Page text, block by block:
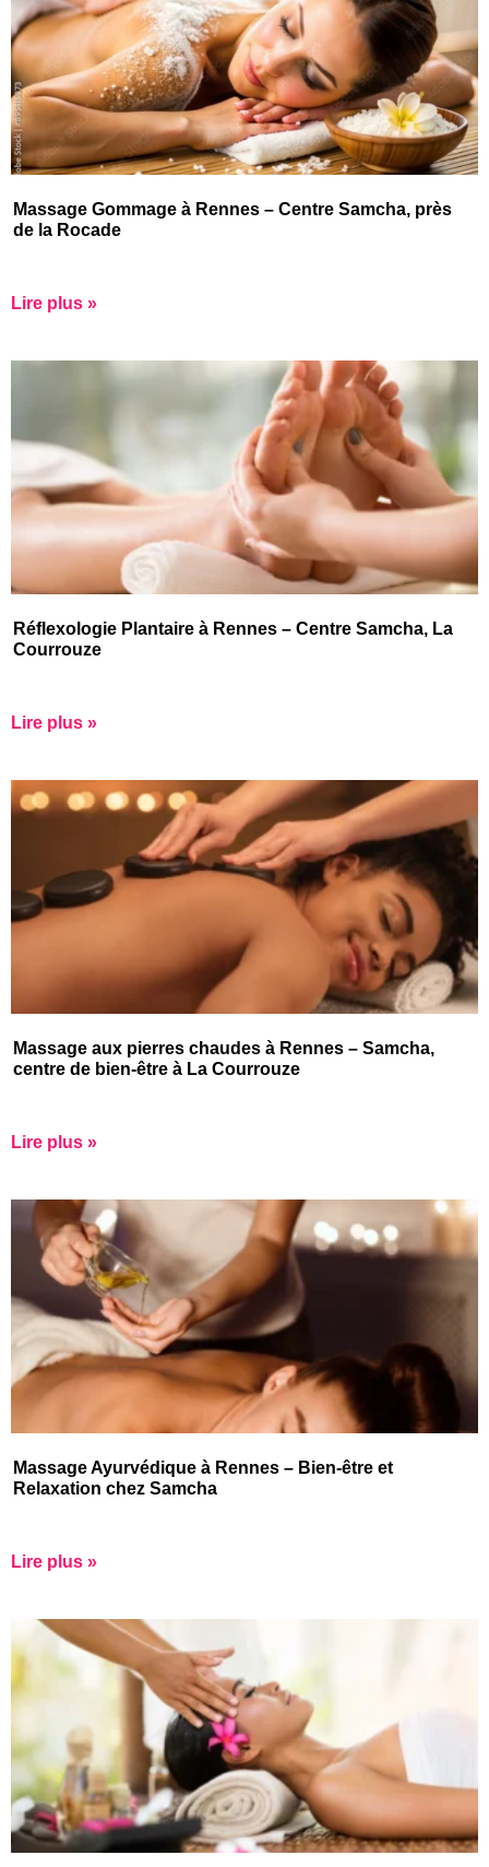
Massage Gommage à Rennes – Centre Samcha, près
de la Rocade
Lire plus »
Réflexologie Plantaire à Rennes – Centre Samcha, La
Courrouze
Lire plus »
Massage aux pierres chaudes à Rennes – Samcha,
centre de bien-être à La Courrouze
Lire plus »
Massage Ayurvédique à Rennes – Bien-être et
Relaxation chez Samcha
Lire plus »